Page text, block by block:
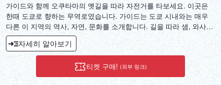
가이드와 함께 오쿠타마의 옛길을 따라 자전거를 타보세요. 이곳은
한때 도쿄로 향하는 무역로였습니다. 가이드는 도쿄 시내와는 매우
다른 이 지역의 역사, 자연, 문화를 소개합니다. 길을 따라 샘, 와사비
밭, 오래된 신사, 산골 마을을 지나 야생 동물도 만나게 될 것입니다.
목적지는 거대한 인공 호수인 오쿠타마 호수로, 이곳에서 역사적인
유물을 전시하는 작은 박물관을 방문합니다. 그런 다음 마을로 돌아
와 온천에 발을 담그고, 기념품을 쇼핑할 수 있습니다.
자세히 알아보기
티켓 구매! (외부 링크)